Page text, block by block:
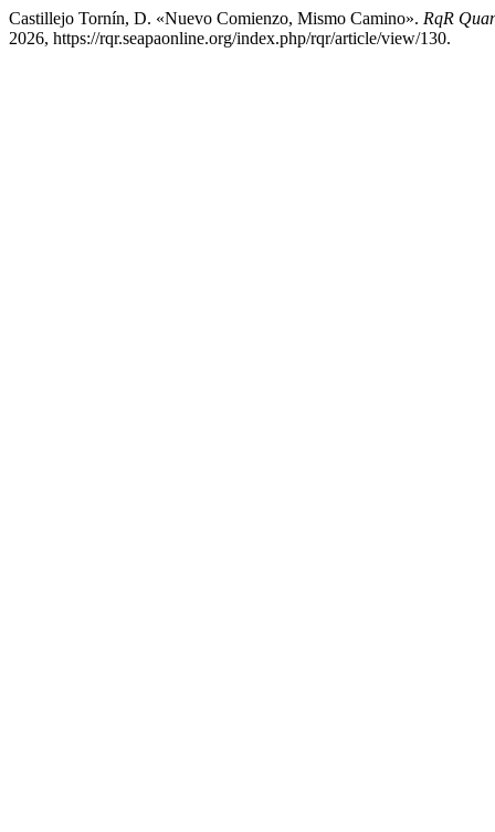
Castillejo Tornín, D. «Nuevo Comienzo, Mismo Camino». RqR
2026, https://rqr.seapaonline.org/index.php/rqr/article/view/130.